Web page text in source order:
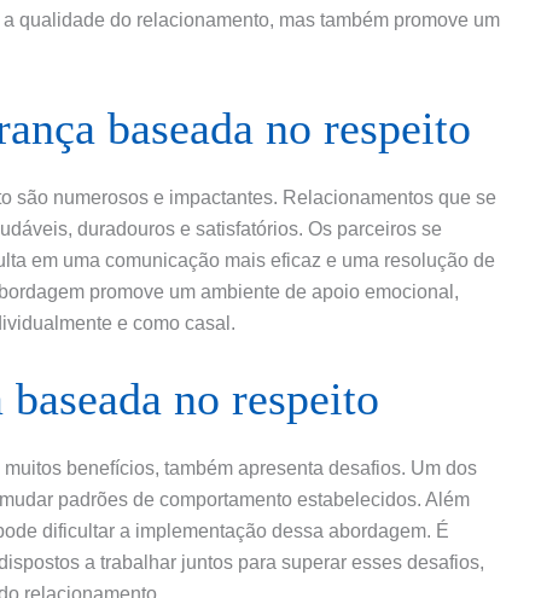
qualidade do relacionamento, mas também promove um
baseada no respeito
são numerosos e impactantes. Relacionamentos que se
duradouros e satisfatórios. Os parceiros se
em uma comunicação mais eficaz e uma resolução de
promove um ambiente de apoio emocional,
e como casal.
no respeito
benefícios, também apresenta desafios. Um dos
padrões de comportamento estabelecidos. Além
dificultar a implementação dessa abordagem. É
a trabalhar juntos para superar esses desafios,